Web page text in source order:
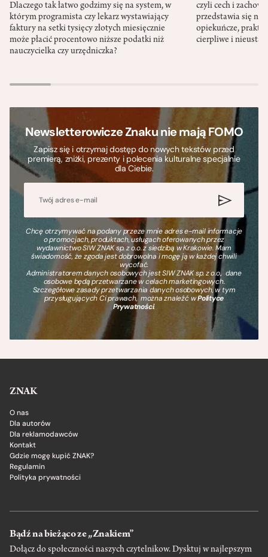
Dlaczego tak łatwo godzimy się na system, w
którym programista czy lekarz wystawiający
faktury na setki tysięcy złotych miesięcznie
może płacić procentowo niższe podatki niż
nauczycielka czy urzędniczka?
czyli cech i
przedstawia się
opiekuńcze,
cierpliwe i
Newsletterowicze Znaku nie mają FOMO
Zapisz się i otrzymaj dostęp do nowych tekstów przed
premierą, zniżki, prezenty i polecenia kulturalne specjalnie
dla Ciebie.
Chcę otrzymywać na podany przeze mnie adres e-mail informacje
o promocjach, produktach, usługach oferowanych przez
wydawnictwo SIW ZNAK sp. z o.o. z siedzibą w Krakowie. Mam
świadomość, że zgoda jest dobrowolna i mogę ją w każdej chwili
wycofać.
Administratorem danych osobowych jest SIW ZNAK sp. z o.o., dane
osobowe będą przetwarzane w celach marketingowych.
Szczegółowe zasady przetwarzania danych osobowych, w tym
przysługujących Ci prawach, można znaleźć wPolityce
Prywatności.
ZNAK
O nas
Dla autorów
Dla reklamodawców
Kontakt
Gdzie mogę kupić ZNAK?
Regulamin
Polityka prywatności
Bądź na bieżąco ze „Znakiem”
Dołącz do społeczności naszych czytelnikow. Dysktuj w najlepszym